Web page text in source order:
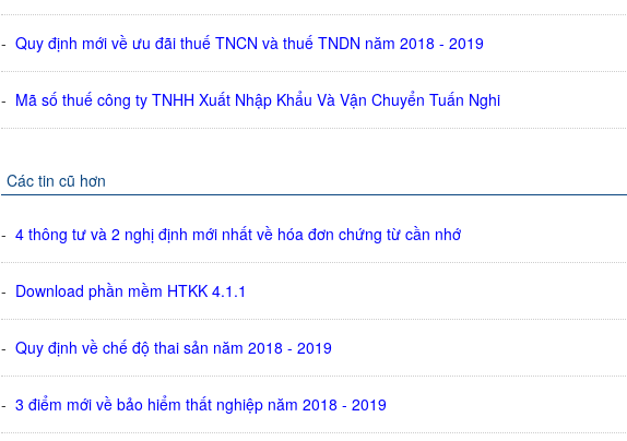
- Quy định mới về ưu đãi thuế TNCN và thuế TNDN năm 2018 - 2019
- Mã số thuế công ty TNHH Xuất Nhập Khẩu Và Vận Chuyển Tuấn Nghi
Các tin cũ hơn
- 4 thông tư và 2 nghị định mới nhất về hóa đơn chứng từ cần nhớ
- Download phần mềm HTKK 4.1.1
- Quy định về chế độ thai sản năm 2018 - 2019
- 3 điểm mới về bảo hiểm thất nghiệp năm 2018 - 2019